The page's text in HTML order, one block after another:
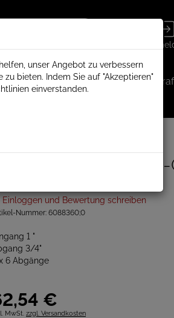
Heizkörperzubehör
Verteilersatz K4-n
Einloggen und Bewertung schreiben
Nummer: 6088360;0
1 "
3/4"
6 Abgänge
54 €
MwSt. zzgl. Versandkosten
unser Angebot zu verbessern
bieten. Indem Sie auf "Akzeptieren"
einverstanden.